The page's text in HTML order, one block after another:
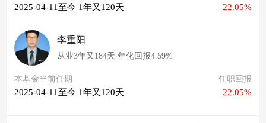
2025-04-11至今 1年又120天 22.05%
李重阳
从业3年又184天 年化回报4.59%
本基金当前任期
2025-04-11至今 1年又120天
任职回报
22.05%